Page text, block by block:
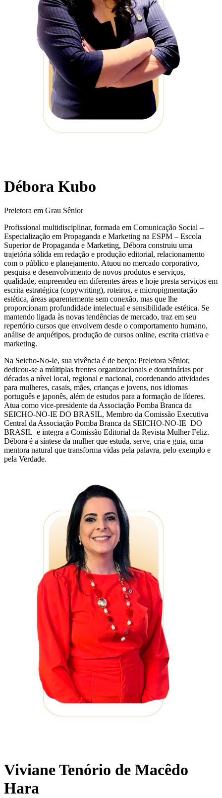
Débora Kubo
Preletora em Grau Sênior
Profissional multidisciplinar, formada em Comunicação Social –
Especialização em Propaganda e Marketing na ESPM – Escola
Superior de Propaganda e Marketing, Débora construiu uma
trajetória sólida em redação e produção editorial, relacionamento
com o público e planejamento. Atuou no mercado corporativo,
pesquisa e desenvolvimento de novos produtos e serviços,
qualidade, empreendeu em diferentes áreas e hoje presta serviços em
escrita estratégica (copywriting), roteiros, e micropigmentação
estética, áreas aparentemente sem conexão, mas que lhe
proporcionam profundidade intelectual e sensibilidade estética. Se
mantendo ligada às novas tendências de mercado, traz em seu
repertório cursos que envolvem desde o comportamento humano,
análise de arquétipos, produção de cursos online, escrita criativa e
marketing.
Na Seicho-No-Ie, sua vivência é de berço: Preletora Sênior,
dedicou-se a múltiplas frentes organizacionais e doutrinárias por
décadas a nível local, regional e nacional, coordenando atividades
para mulheres, casais, mães, crianças e jovens, nos idiomas
português e japonês, além de estudos para a formação de líderes.
Atua como vice-presidente da Associação Pomba Branca da
SEICHO-NO-IE DO BRASIL, Membro da Comissão Executiva
Central da Associação Pomba Branca da SEICHO-NO-IE DO
BRASIL e integra a Comissão Editorial da Revista Mulher Feliz.
Débora é a síntese da mulher que estuda, serve, cria e guia, uma
mentora natural que transforma vidas pela palavra, pelo exemplo e
pela Verdade.
Viviane Tenório de Macêdo
Hara